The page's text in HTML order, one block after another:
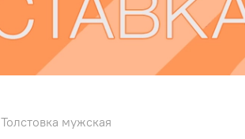
Толстовка мужская